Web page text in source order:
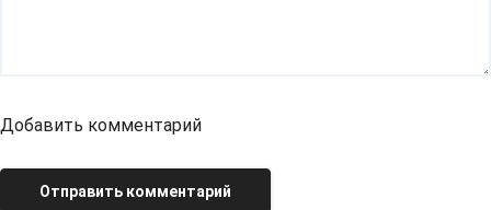
Добавить комментарий
Отправить комментарий